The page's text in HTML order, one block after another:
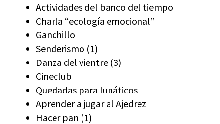
Actividades del banco del tiempo
Charla “ecología emocional”
Ganchillo
Senderismo (1)
Danza del vientre (3)
Cineclub
Quedadas para lunáticos
Aprender a jugar al Ajedrez
Hacer pan (1)